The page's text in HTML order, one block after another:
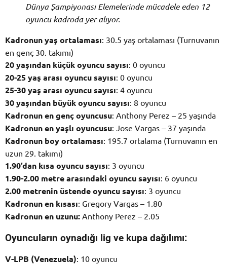
Dünya Şampiyonası Elemelerinde mücadele eden 12
oyuncu kadroda yer alıyor.
Kadronun yaş ortalaması: 30.5 yaş ortalaması (Turnuvanın
en genç 30. takımı)
20 yaşından küçük oyuncu sayısı: 0 oyuncu
20-25 yaş arası oyuncu sayısı: 0 oyuncu
25-30 yaş arası oyuncu sayısı: 4 oyuncu
30 yaşından büyük oyuncu sayısı: 8 oyuncu
Kadronun en genç oyuncusu: Anthony Perez – 25 yaşında
Kadronun en yaşlı oyuncusu: Jose Vargas – 37 yaşında
Kadronun boy ortalaması: 195.7 ortalama (Turnuvanın en
uzun 29. takımı)
1.90’dan kısa oyuncu sayısı: 3 oyuncu
1.90-2.00 metre arasındaki oyuncu sayısı: 6 oyuncu
2.00 metrenin üstende oyuncu sayısı: 3 oyuncu
Kadronun en kısası: Gregory Vargas – 1.80
Kadronun en uzunu: Anthony Perez – 2.05
Oyuncuların oynadığı lig ve kupa dağılımı:
V-LPB (Venezuela): 10 oyuncu